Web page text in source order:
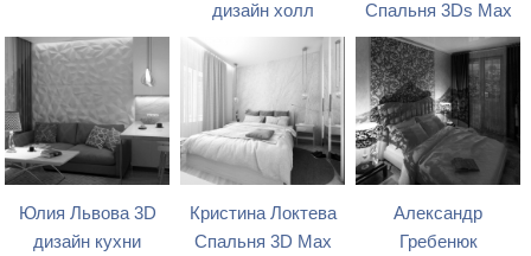
дизайн холл
Спальня 3Ds Max
Юлия Львова 3D
дизайн кухни
Кристина Локтева
Спальня 3D Max
Александр
Гребенюк